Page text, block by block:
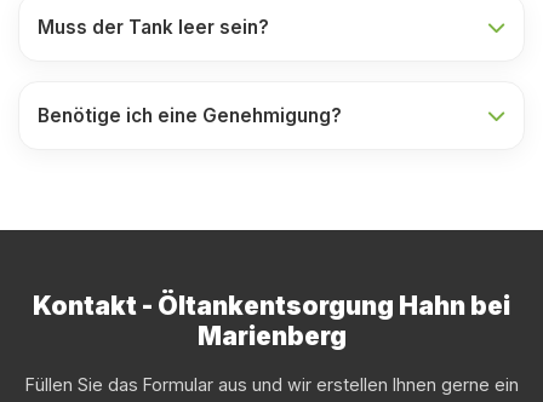
Muss der Tank leer sein?
Benötige ich eine Genehmigung?
Kontakt - Öltankentsorgung Hahn bei
Marienberg
Füllen Sie das Formular aus und wir erstellen Ihnen gerne ein